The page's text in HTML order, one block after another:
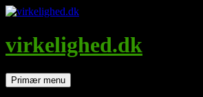
Hop
indhold
virkelighed.dk
SøgPrimær menu